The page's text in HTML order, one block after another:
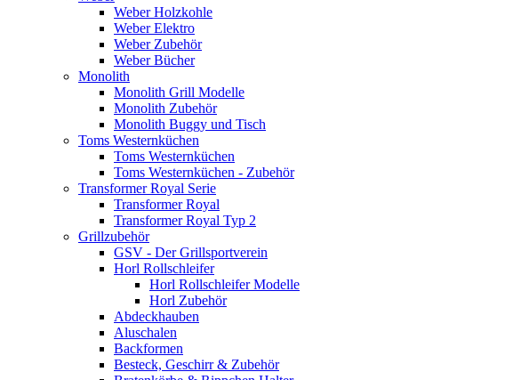
Weber Holzkohle
Weber Elektro
Weber Zubehör
Weber Bücher
Monolith
Monolith Grill Modelle
Monolith Zubehör
Monolith Buggy und Tisch
Toms Westernküchen
Toms Westernküchen
Toms Westernküchen - Zubehör
Transformer Royal Serie
Transformer Royal
Transformer Royal Typ 2
Grillzubehör
GSV - Der Grillsportverein
Horl Rollschleifer
Horl Rollschleifer Modelle
Horl Zubehör
Abdeckhauben
Aluschalen
Backformen
Besteck, Geschirr & Zubehör